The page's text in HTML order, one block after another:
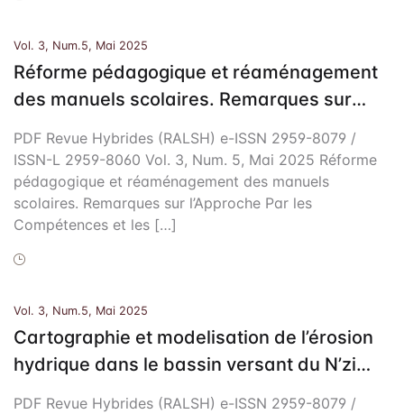
Vol. 3, Num.5, Mai 2025
Réforme pédagogique et réaménagement
des manuels scolaires. Remarques sur
l’Approche Par les Compétences et les
manuels d’enseignement de l’allemand au
Cameroun
PDF Revue Hybrides (RALSH) e-ISSN 2959-8079 /
ISSN-L 2959-8060 Vol. 3, Num. 5, Mai 2025 Réforme
pédagogique et réaménagement des manuels
scolaires. Remarques sur l’Approche Par les
Compétences et les […]
Vol. 3, Num.5, Mai 2025
Cartographie et modelisation de l’érosion
hydrique dans le bassin versant du N’zi
(Côte d’Ivoire) par la méthode RUSLE
PDF Revue Hybrides (RALSH) e-ISSN 2959-8079 /